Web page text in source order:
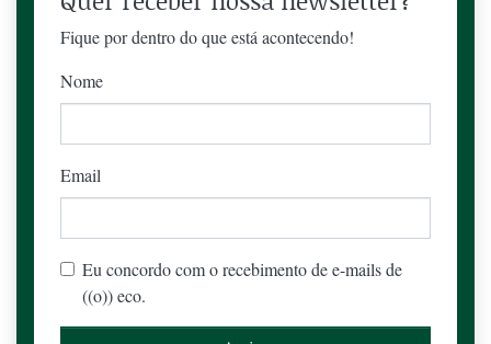
Fique por dentro do que está acontecendo!
Nome
Email
Eu concordo com o recebimento de e-mails de
((o)) eco.